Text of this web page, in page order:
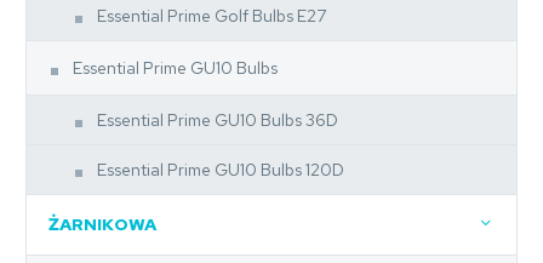
Essential Prime Golf Bulbs E27
Essential Prime GU10 Bulbs
Essential Prime GU10 Bulbs 36D
Essential Prime GU10 Bulbs 120D
ŻARNIKOWA